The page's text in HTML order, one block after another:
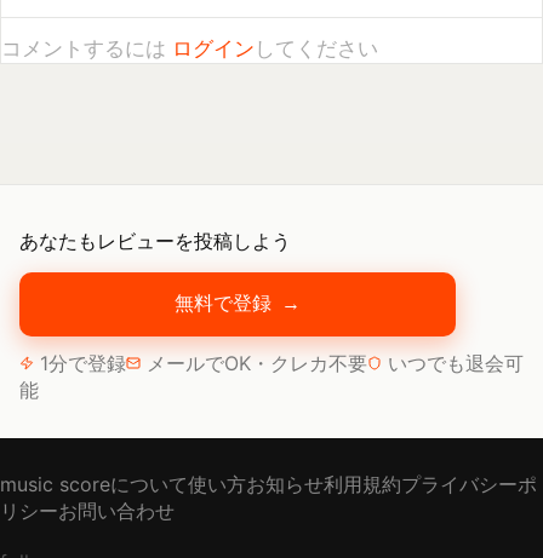
あなたもレビューを投稿しよう
無料で登録 →
1分で登録 メールでOK・クレカ不要
いつでも退会可
能
music scoreについて使い方お知らせ利用規約プライバシーポ
リシーお問い合わせ